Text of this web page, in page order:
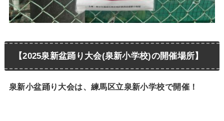
【2025泉新盆踊り大会(泉新小学校)の開催場所】
泉新小盆踊り大会は、練馬区立泉新小学校で開催！